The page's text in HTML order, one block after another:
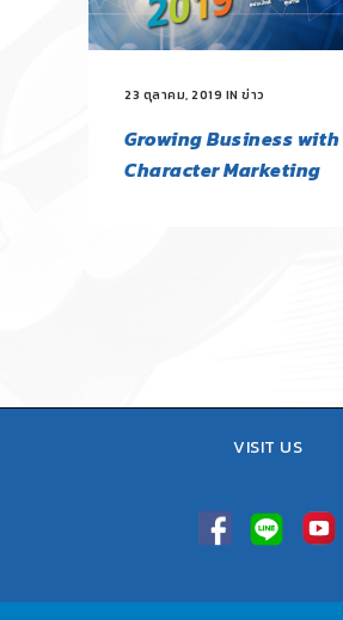
23 ตุลาคม, 2019 IN ข่าว
Growing Business with
Character Marketing
VISIT US